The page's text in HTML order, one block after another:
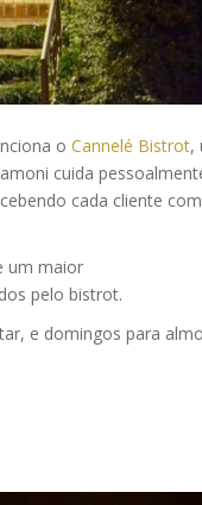
o Cannelé Bistrot,
cuida
cada cliente com
um maior
pelo bistrot.
e domingos para